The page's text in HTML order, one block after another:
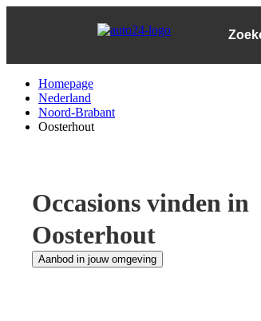
Homepage
Nederland
Noord-Brabant
Oosterhout
Occasions vinden in
Oosterhout
Aanbod in jouw omgeving